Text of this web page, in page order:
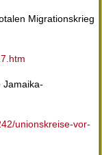
Migrationskrieg
Jamaika-
unionskreise-vor-